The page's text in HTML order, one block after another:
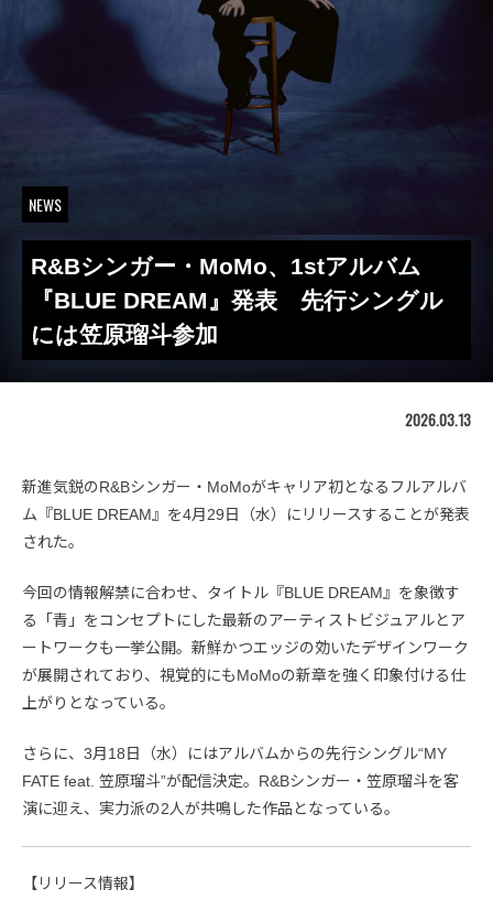
NEWS
R&Bシンガー・MoMo、1stアルバム
『BLUE DREAM』発表 先行シングル
には笠原瑠斗参加
2026.03.13
新進気鋭のR&Bシンガー・MoMoがキャリア初となるフルアルバ
ム『BLUE DREAM』を4月29日（水）にリリースすることが発表
された。
今回の情報解禁に合わせ、タイトル『BLUE DREAM』を象徴す
る「青」をコンセプトにした最新のアーティストビジュアルとア
ートワークも一挙公開。新鮮かつエッジの効いたデザインワーク
が展開されており、視覚的にもMoMoの新章を強く印象付ける仕
上がりとなっている。
さらに、3月18日（水）にはアルバムからの先行シングル“MY
FATE feat. 笠原瑠斗”が配信決定。R&Bシンガー・笠原瑠斗を客
演に迎え、実力派の2人が共鳴した作品となっている。
【リリース情報】